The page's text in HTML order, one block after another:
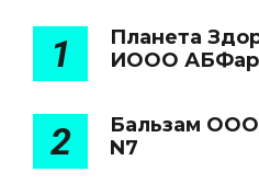
1
Планета
ИООО
2
Бальзам
N7